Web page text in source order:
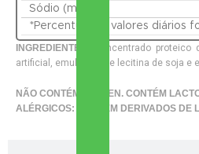
Sódio (mg)
*Percentual de valores diários
INGREDIENTES:
Concentrado proteico
artificial, emulsificante lecitina de soja e
NÃO CONTÉM GLÚTEN. CONTÉM
ALÉRGICOS: CONTÉM DERIVADOS DE